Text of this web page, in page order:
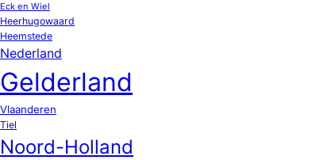
Eck en Wiel
Heerhugowaard
Heemstede
Nederland
Gelderland
Vlaanderen
Tiel
Noord-Holland